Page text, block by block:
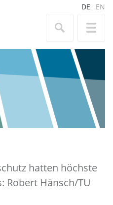
DE EN
hatten höchste
Robert Hänsch/TU